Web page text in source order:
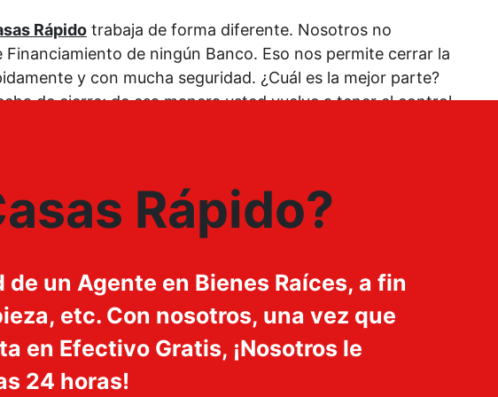
Rápido trabaja de forma diferente. Nosotros no
Financiamiento de ningún Banco. Eso nos permite cerrar la
y con mucha seguridad. ¿Cuál es la mejor parte?
de cierre; de esa manera usted vuelve a tener el control.
Rápido?
un Agente en Bienes Raíces, a fin
etc. Con nosotros, una vez que
en Efectivo Gratis, ¡Nosotros le
24 horas!